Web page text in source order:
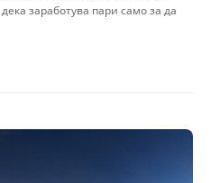
заработува пари само за да